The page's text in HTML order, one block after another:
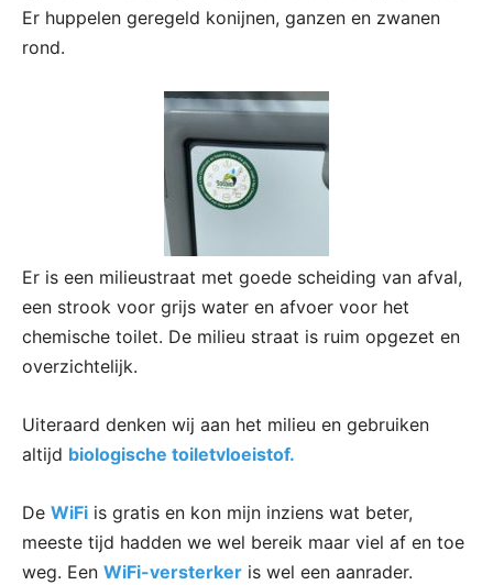
Er huppelen geregeld konijnen, ganzen en zwanen
rond.
Er is een milieustraat met goede scheiding van afval,
een strook voor grijs water en afvoer voor het
chemische toilet. De milieu straat is ruim opgezet en
overzichtelijk.
Uiteraard denken wij aan het milieu en gebruiken
altijd biologische toiletvloeistof.
De WiFi is gratis en kon mijn inziens wat beter,
meeste tijd hadden we wel bereik maar viel af en toe
weg. Een WiFi-versterker is wel een aanrader.